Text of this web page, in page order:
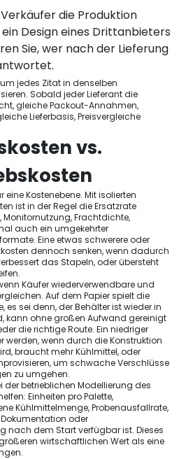
die Produktion
Design eines Drittanbieters
Sie, wer nach der Lieferung
jedes Zitat in denselben
Sobald jeder Lieferant die
gleiche Packout-Annahmen,
Lieferbasis, Preisvergleiche
vs.
Kostenebene. Mit isolierten
ist in der Regel die Ersatzrate
Frachtdichte,
auch ein umgekehrter
Eine etwas schwerere oder
dennoch senken, wenn dadurch
das Stapeln, oder übersteht
Käufer wiederverwendbare und
Auf dem Papier spielt die
es sei denn, der Behälter ist wieder in
kann ohne großen Aufwand gereinigt
die richtige Route. Ein niedriger
werden, wenn durch die Konstruktion
braucht mehr Kühlmittel, oder
um schwache Verschlüsse
zu umgehen.
der betrieblichen Modellierung des
Einheiten pro Palette,
Kühlmittelmenge, Probenausfallrate,
oder
nach dem Start verfügbar ist. Dieses
wirtschaftlichen Wert als eine